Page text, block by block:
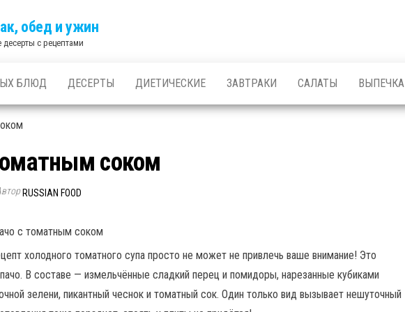
обед и ужин
с рецептами
БЛЮД ДЕСЕРТЫ ДИЕТИЧЕСКИЕ ЗАВТРАКИ САЛАТЫ ВЫПЕЧКА
соком
RUSSIAN FOOD
холодного томатного супа просто не может не привлечь ваше внимание! Это
В составе — измельчённые сладкий перец и помидоры, нарезанные кубиками
зелени, пикантный чеснок и томатный сок. Один только вид вызывает нешуточный